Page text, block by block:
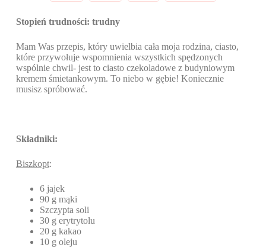
Stopień trudności: trudny
Mam Was przepis, który uwielbia cała moja rodzina, ciasto,
które przywołuje wspomnienia wszystkich spędzonych
wspólnie chwil- jest to ciasto czekoladowe z budyniowym
kremem śmietankowym. To niebo w gębie! Koniecznie
musisz spróbować.
Składniki:
Biszkopt:
6 jajek
90 g mąki
Szczypta soli
30 g erytrytolu
20 g kakao
10 g oleju